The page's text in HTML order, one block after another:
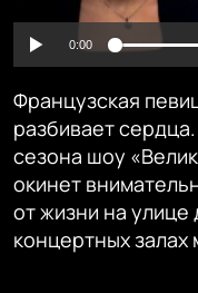
Auto
0:00
Французская
разбивает
сезона шоу
окинет
от жизни на
концертных залах